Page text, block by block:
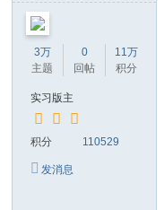
论
坛
3万
主题
0
回帖
11万
积分
实习版主
积分 110529
发消息